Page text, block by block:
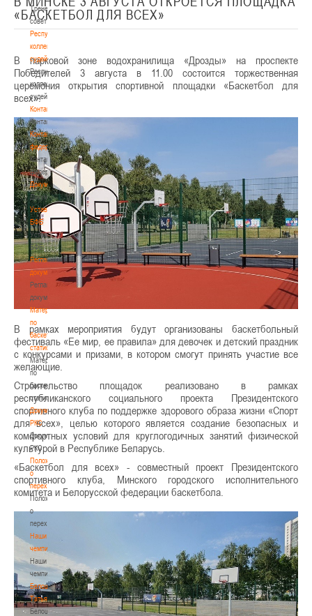
Тренерский
совет
Республиканская
коллегия
судей
Республиканская
коллегия
судей
Контакты
Контакты
Контакты
федерации
Контакты
федерации
Документы
Документы
Устав
БФБ
Устав
БФБ
Регламентирующие
документы
Регламентирующие
документы
Материалы
по
баскетбольной
статистике
Материалы
по
баскетбольной
статистике
Документы
РКС
Документы
РКС
Положение
о
переходах
Положение
о
переходах
Наши
чемпионы
Наши
чемпионы
Белошапко
Татьяна
Белошапко
«БАСКЕТБОЛ ДЛЯ ВСЕХ»
В парковой зоне водохранилища «Дрозды» на проспекте
Победителей 3 августа в 11.00 состоится торжественная
церемония открытия спортивной площадки «Баскетбол для
всех».
В рамках мероприятия будут организованы баскетбольный
фестиваль «Ее мир, ее правила» для девочек и детский праздник
с конкурсами и призами, в котором смогут принять участие все
желающие.
Строительство площадок реализовано в рамках
республиканского социального проекта Президентского
спортивного клуба по поддержке здорового образа жизни «Спорт
для всех», целью которого является создание безопасных и
комфортных условий для круглогодичных занятий физической
культурой в Республике Беларусь.
«Баскетбол для всех» - совместный проект Президентского
спортивного клуба, Минского городского исполнительного
комитета и Белорусской федерации баскетбола.